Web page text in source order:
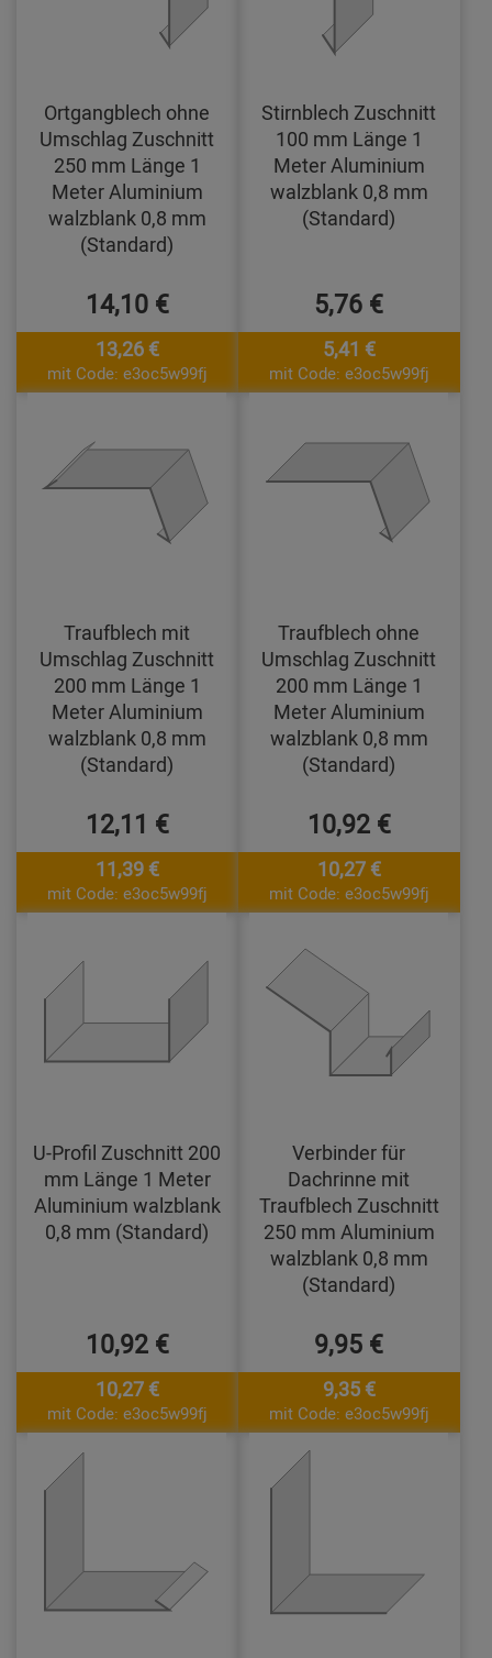
Ortgangblech ohne
Umschlag Zuschnitt
250 mm Länge 1
Meter Aluminium
walzblank 0,8 mm
(Standard)
14,10 €
13,26 €
mit Code: e3oc5w99fj
Stirnblech Zuschnitt
100 mm Länge 1
Meter Aluminium
walzblank 0,8 mm
(Standard)
5,76 €
5,41 €
mit Code: e3oc5w99fj
Traufblech mit
Umschlag Zuschnitt
200 mm Länge 1
Meter Aluminium
walzblank 0,8 mm
(Standard)
12,11 €
11,39 €
mit Code: e3oc5w99fj
Traufblech ohne
Umschlag Zuschnitt
200 mm Länge 1
Meter Aluminium
walzblank 0,8 mm
(Standard)
10,92 €
10,27 €
mit Code: e3oc5w99fj
U-Profil Zuschnitt 200
mm Länge 1 Meter
Aluminium walzblank
0,8 mm (Standard)
10,92 €
10,27 €
mit Code: e3oc5w99fj
Verbinder für
Dachrinne mit
Traufblech Zuschnitt
250 mm Aluminium
walzblank 0,8 mm
(Standard)
9,95 €
9,35 €
mit Code: e3oc5w99fj